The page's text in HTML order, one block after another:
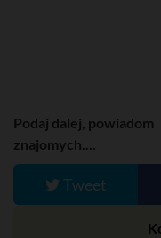
Podaj dalej, powiadom
znajomych....
Tweet